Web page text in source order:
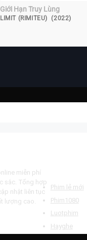
Giới Hạn Truy Lùng
LIMIT (RIMITEU) (2022)